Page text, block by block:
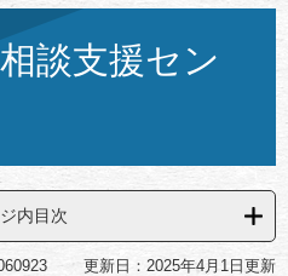
談支援セン
内目次
更新日：2025年4月1日更新